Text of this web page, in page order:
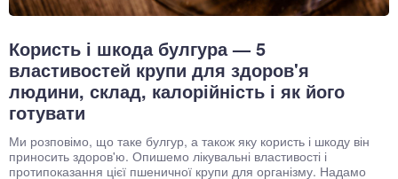
Користь і шкода булгура — 5
властивостей крупи для здоров'я
людини, склад, калорійність і як його
готувати
Ми розповімо, що таке булгур, а також яку користь і шкоду він
приносить здоров'ю. Опишемо лікувальні властивості і
протипоказання цієї пшеничної крупи для організму. Надамо